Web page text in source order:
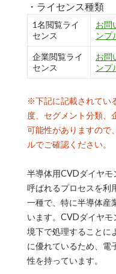
・ライセンス種類
1名閲覧ライ
センス
お問
ンプ
企業閲覧ライ
センス
お問
ンプ
※下記に記載されてい
度、セグメント分類、
可能性がありますので
ルでご確認ください。
半導体用CVDダイヤモ
呼ばれるプロセスを利
一種で、特に半導体産
います。CVDダイヤ
境下で処理することに
に優れているため、電
性を持っています。